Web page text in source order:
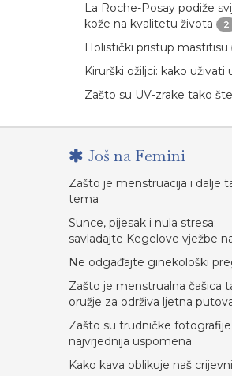
La Roche-Posay podiže
kože na kvalitetu života
2
Holistički pristup mastitisu
Kirurški ožiljci: kako
Zašto su UV-zrake tako
Još na Femini
Zašto je menstruacija i dalje
tema
Sunce, pijesak i nula stresa:
savladajte Kegelove vježbe
Ne odgađajte ginekološki
Zašto je menstrualna čašica
oružje za održiva ljetna
Zašto su trudničke fotografije
najvrjednija uspomena
Kako kava oblikuje naš crijevni